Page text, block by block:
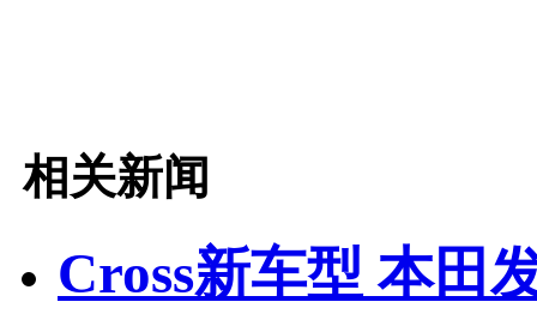
相关新闻
Cross新车型 本田